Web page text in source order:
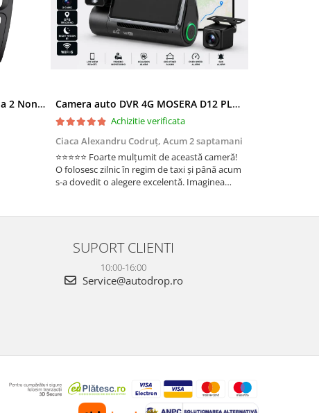
Ramă adaptoare Skoda Octavia 2 Non-Facelift (Auto A/C) 2004-2009 - fațetă 213×133 (RNS 510 / RCD 330), montaj dedicat Camera auto DVR 4G MOSERA D12 PLUS, 3 camere, 4K UHD + Full HD + Full HD, Sony IMX415, GPS Tracking, WiFi 6, Night Vision IR, Cloud Live View, monitorizare parcare, aplicatie mobil + PC
Achizitie verificata
Ciaca Alexandru Codruț, Acum 2 saptamani
⭐⭐⭐⭐⭐ Foarte mulțumit de această cameră!
O folosesc zilnic în regim de taxi și până acum
s-a dovedit o alegere excelentă. Imaginea
ma...
Fun...
SUPORT CLIENTI
10:00-16:00
Service@autodrop.ro